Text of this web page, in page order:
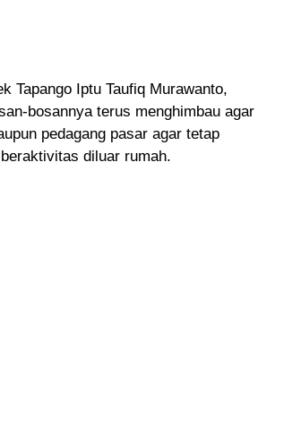
Tapango Iptu Taufiq Murawanto,
bosannya terus menghimbau agar
pedagang pasar agar tetap
diluar rumah.